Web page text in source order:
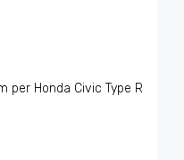
per Honda Civic Type R